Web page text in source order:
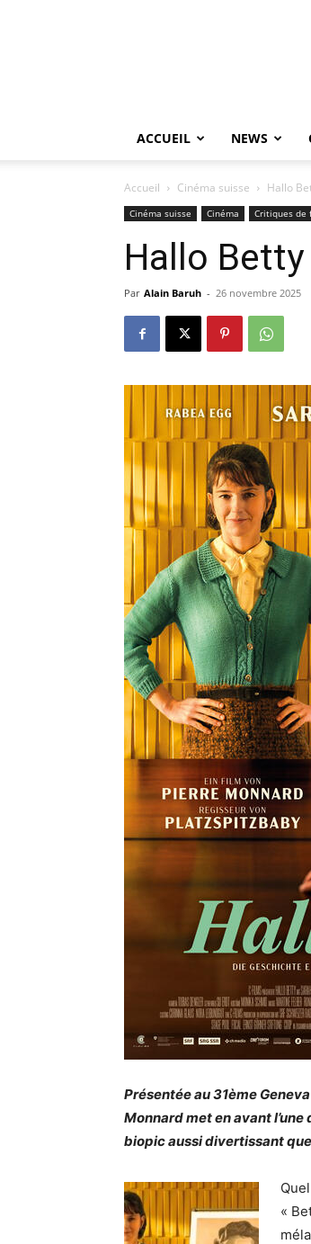
ACCUEIL NEWS
Accueil Cinéma suisse Hallo
Cinéma suisse Cinéma Critiques de
Hallo
Par Alain Baruh - 26 novembre 2025
Présentée au 31ème
Monnard met en avant
biopic aussi divertissant
«